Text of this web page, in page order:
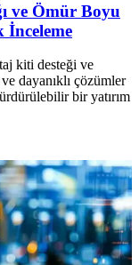
ve Ömür Boyu
İnceleme
kiti desteği ve
dayanıklı çözümler
bir yatırım